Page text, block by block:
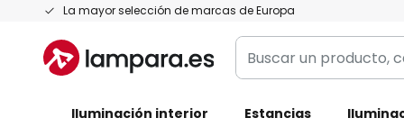
La mayor selección de marcas de Europa
Ir
contenido
Buscar
un
categoría,
Iluminación interior Estancias